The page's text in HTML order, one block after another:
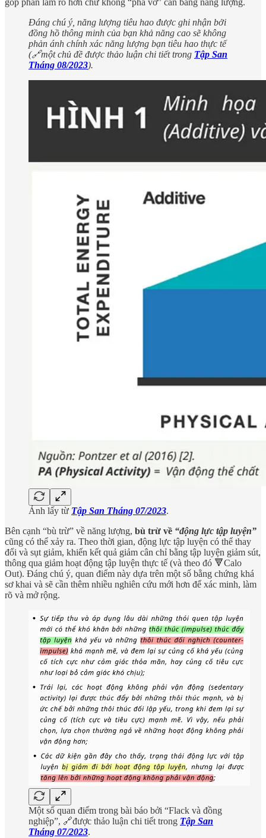
góp phần làm rõ hơn chứ không “phá vỡ” cân bằng năng lượng.
Đáng chú ý, năng lượng tiêu hao được ghi nhận bởi
đồng hồ thông minh của bạn khả năng cao sẽ không
phản ánh chính xác năng lượng bạn tiêu hao thực tế
(🔗một chủ đề được thảo luận chi tiết trong Tập San
Tháng 08/2023).
Ảnh lấy từ Tập San Tháng 07/2023.
Bên cạnh “bù trừ” về năng lượng, bù trừ về “động lực tập luyện”
cũng có thể xảy ra. Theo thời gian, động lực tập luyện có thể thay
đổi và sụt giảm, khiến kết quả giảm cân chỉ bằng tập luyện giảm sút,
thông qua giảm hoạt động tập luyện thực tế (và theo đó 🔻Calo
Out). Đáng chú ý, quan điểm này dựa trên một số bằng chứng khá
sơ khai và sẽ cần thêm nhiều nghiên cứu mới hơn để xác minh, làm
rõ và mở rộng.
Một số quan điểm trong bài báo bởi “Flack và đồng
nghiệp”, 🔗được thảo luận chi tiết trong Tập San
Tháng 07/2023.